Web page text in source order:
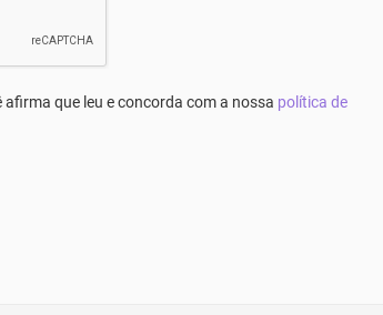
que leu e concorda com a nossa política de